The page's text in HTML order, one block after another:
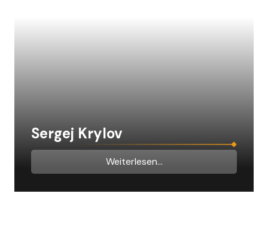
Sergej Krylov
Weiterlesen...